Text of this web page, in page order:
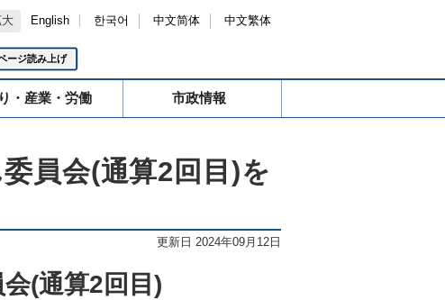
English 한국어 中文简体 中文繁体
ージ読み上げ
・産業・労働 市政情報
員会(通算2回目)を
更新日 2024年09月12日
(通算2回目)